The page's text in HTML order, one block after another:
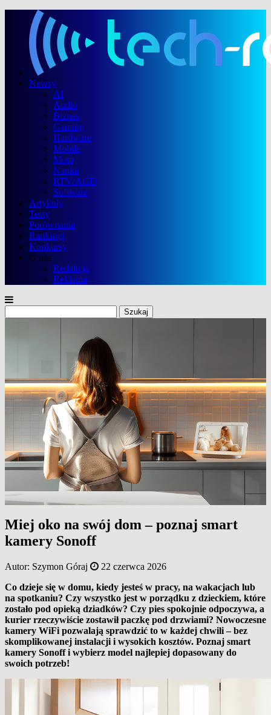
Newsy
AI
Audio
Biznes
Gaming
Hardware
Mobile
Moto
Nauka
RTV/AGD
Software
Artykuły
Testy
Porównania
Rankingi
Konkursy
O nas
Redakcja
Reklama
Miej oko na swój dom – poznaj smart
kamery Sonoff
Autor: Szymon Góraj
22 czerwca 2026
Co dzieje się w domu, kiedy jesteś w pracy, na wakacjach lub
na spotkaniu? Czy wszystko jest w porządku z dzieckiem, które
zostało pod opieką dziadków? Czy pies spokojnie odpoczywa, a
kurier rzeczywiście zostawił paczkę pod drzwiami? Nowoczesne
kamery WiFi pozwalają sprawdzić to w każdej chwili – bez
skomplikowanej instalacji i wysokich kosztów. Poznaj smart
kamery Sonoff i wybierz model najlepiej dopasowany do
swoich potrzeb!